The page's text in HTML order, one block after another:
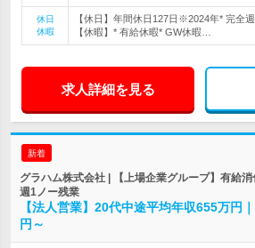
休日
休暇
【休日】年間休日127日※2024年* 完全
【休暇】* 有給休暇* GW休暇…
求人詳細を見る
新着
グラハム株式会社 | 【上場企業グループ】有給
週1ノー残業
【法人営業】20代中途平均年収655万円
円～